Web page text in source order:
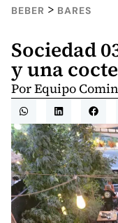
BEBER > BARES
Sociedad
y una
PorEquipo